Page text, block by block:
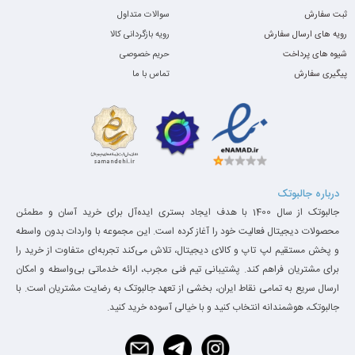
صفحه کلید و تاچ پد
صفحه‌کلید carved شده HP تجربه تایپ فوق‌العاده رضایت‌بخشی را
فراهم می‌کند، زیرا هر کلید بازخورد لمسی خوبی را ارائه می‌دهد. این
کیبرد دارای بکلایت است. کلیدهای EliteBook تنها 1.4 میلی متر حرکت
دارند. تاچ پد اندازه 4.3 x 2.5 اینچ را دارد.
ثبت سفارش
رویه های ارسال سفارش
شیوه های پرداخت
پیگیری سفارش
سوالات متداول
رویه بازگردانی کالا
حریم خصوصی
تماس با ما
درباره جالبوتک
جالبوتک از سال 1400 با هدف ایجاد بستری ایده‌آل برای خرید آسان و مطمئن
محصولات دیجیتال فعالیت خود را آغاز کرده است. این مجموعه با واردات بدون واسطه
و پخش مستقیم لپ تاپ و کالای دیجیتال، تلاش می‌کند تجربه‌ای متفاوت از خرید را
برای مشتریان فراهم کند. پشتیبانی تیم فنی مجرب، ارائه خدماتی بی‌واسطه و امکان
ارسال سریع به تمامی نقاط ایران، بخشی از تعهد جالبوتک به رضایت مشتریان است. با
جالبوتک، هوشمندانه انتخاب کنید و با خیالی آسوده خرید کنید.